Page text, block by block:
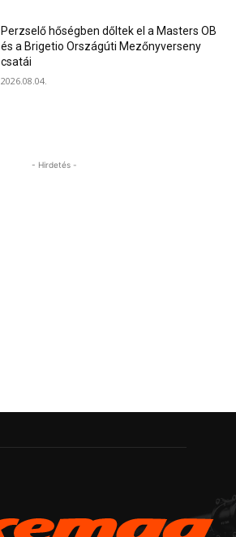
Perzselő hőségben dőltek el a Masters OB
és a Brigetio Országúti Mezőnyverseny
csatái
2026.08.04.
- Hirdetés -